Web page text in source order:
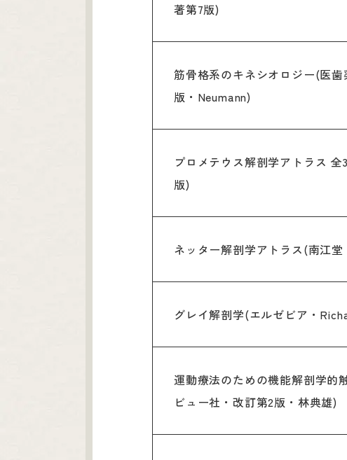
著第7版)
筋骨格系のキネシオロジー(医
版・Neumann)
プロメテウス解剖学アトラス
版)
ネッター解剖学アトラス(南江堂
グレイ解剖学(エルゼビア・
運動療法のための機能解剖学的
ビュー社・改訂第2版・林典雄)